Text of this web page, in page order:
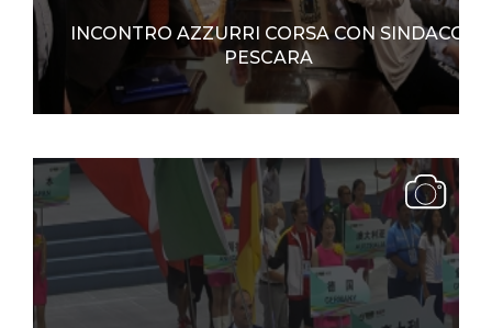
INCONTRO AZZURRI CORSA CON SINDACO
PESCARA